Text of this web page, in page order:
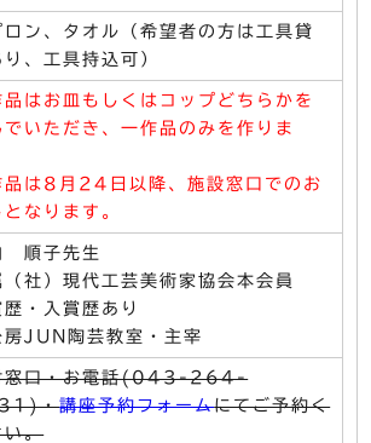
ロン、タオル（希望者の方は工具貸
り、工具持込可）
品はお皿もしくはコップどちらかを
でいただき、一作品のみを作りま
品は8月24日以降、施設窓口でのお
なります。
順子先生
（社）現代工芸美術家協会本会員
歴・入賞歴あり
房JUN陶芸教室・主宰
窓口・お電話(043-264-
・講座予約フォームにてご予約く
い。